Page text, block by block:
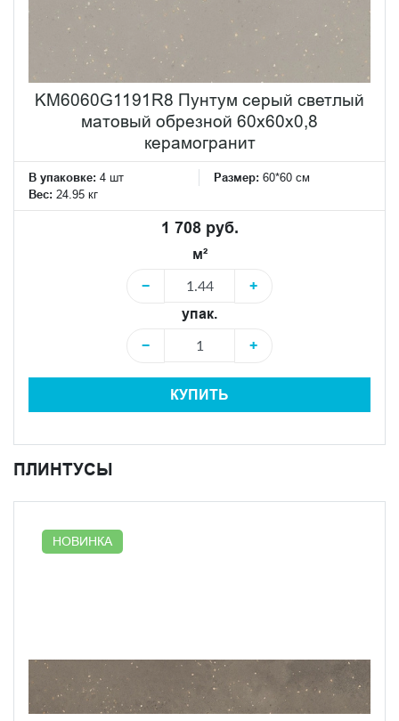
KM6060G1191R8 Пунтум серый светлый
матовый обрезной 60x60x0,8
керамогранит
В упаковке: 4 шт Размер: 60*60 см
Вес: 24.95 кг
1 708 руб.
м²
−
+
упак.
−
+
КУПИТЬ
ПЛИНТУСЫ
НОВИНКА